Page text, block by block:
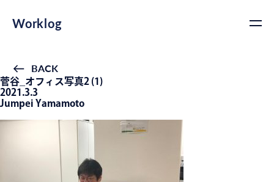
Worklog
BACK
菅谷_オフィス写真2 (1)
2021.3.3
Jumpei Yamamoto